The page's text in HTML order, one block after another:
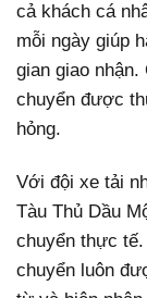
cả khách cá
mỗi ngày giúp
gian giao
chuyển được
hỏng.
Với đội xe tải
Tàu Thủ Dầu
chuyển thực
chuyển luôn